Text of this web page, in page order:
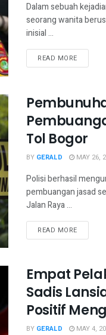
Dalam sebuah
seorang wanita
inisial ...
READ MORE
Tol Bogor
BY GERALD MAY 26,
Polisi berhasil
pembuangan jasad
Jalan Raya ...
READ MORE
Empat
Sadis
Positif
BY GERALD MAY 4,